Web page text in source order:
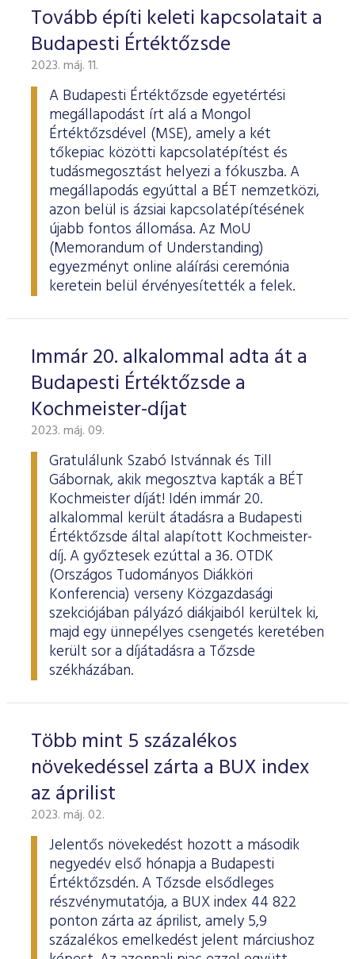
ESG Útmutató
Tovább építi keleti kapcsolatait a
Budapesti Értéktőzsde
2023. máj. 11.
A Budapesti Értéktőzsde egyetértési
megállapodást írt alá a Mongol
Értéktőzsdével (MSE), amely a két
tőkepiac közötti kapcsolatépítést és
tudásmegosztást helyezi a fókuszba. A
megállapodás egyúttal a BÉT nemzetközi,
azon belül is ázsiai kapcsolatépítésének
újabb fontos állomása. Az MoU
(Memorandum of Understanding)
egyezményt online aláírási ceremónia
keretein belül érvényesítették a felek.
Immár 20. alkalommal adta át a
Budapesti Értéktőzsde a
Kochmeister-díjat
2023. máj. 09.
Gratulálunk Szabó Istvánnak és Till
Gábornak, akik megosztva kapták a BÉT
Kochmeister díját! Idén immár 20.
alkalommal került átadásra a Budapesti
Értéktőzsde által alapított Kochmeister-
díj. A győztesek ezúttal a 36. OTDK
(Országos Tudományos Diákköri
Konferencia) verseny Közgazdasági
szekciójában pályázó diákjaiból kerültek ki,
majd egy ünnepélyes csengetés keretében
került sor a díjátadásra a Tőzsde
székházában.
Több mint 5 százalékos
növekedéssel zárta a BUX index
az áprilist
2023. máj. 02.
Jelentős növekedést hozott a második
negyedév első hónapja a Budapesti
Értéktőzsdén. A Tőzsde elsődleges
részvénymutatója, a BUX index 44 822
ponton zárta az áprilist, amely 5,9
százalékos emelkedést jelent márciushoz